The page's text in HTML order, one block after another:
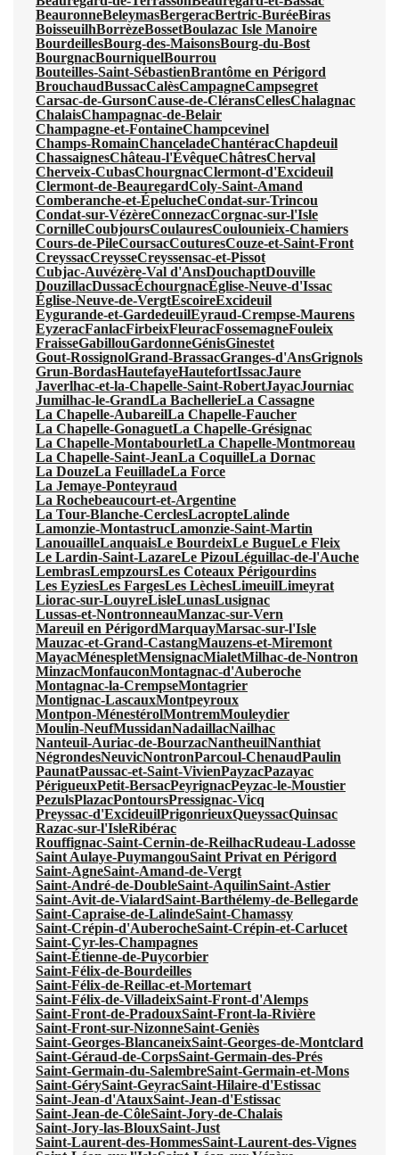
BeauronneBeleymasBergeracBertric-BuréeBiras
BoisseuilhBorrèzeBossetBoulazac Isle Manoire
BourdeillesBourg-des-MaisonsBourg-du-Bost
BourgnacBourniquelBourrou
Bouteilles-Saint-SébastienBrantôme en Périgord
BrouchaudBussacCalèsCampagneCampsegret
Carsac-de-GursonCause-de-CléransCellesChalagnac
ChalaisChampagnac-de-Belair
Champagne-et-FontaineChampcevinel
Champs-RomainChanceladeChantéracChapdeuil
ChassaignesChâteau-l'ÉvêqueChâtresCherval
Cherveix-CubasChourgnacClermont-d'Excideuil
Clermont-de-BeauregardColy-Saint-Amand
Comberanche-et-ÉpelucheCondat-sur-Trincou
Condat-sur-VézèreConnezacCorgnac-sur-l'Isle
CornilleCoubjoursCoulauresCoulounieix-Chamiers
Cours-de-PileCoursacCouturesCouze-et-Saint-Front
CreyssacCreysseCreyssensac-et-Pissot
Cubjac-Auvézère-Val d'AnsDouchaptDouville
DouzillacDussacÉchourgnacÉglise-Neuve-d'Issac
Église-Neuve-de-VergtEscoireExcideuil
Eygurande-et-GardedeuilEyraud-Crempse-Maurens
EyzeracFanlacFirbeixFleuracFossemagneFouleix
FraisseGabillouGardonneGénisGinestet
Gout-RossignolGrand-BrassacGranges-d'AnsGrignols
Grun-BordasHautefayeHautefortIssacJaure
Javerlhac-et-la-Chapelle-Saint-RobertJayacJourniac
Jumilhac-le-GrandLa BachellerieLa Cassagne
La Chapelle-AubareilLa Chapelle-Faucher
La Chapelle-GonaguetLa Chapelle-Grésignac
La Chapelle-MontabourletLa Chapelle-Montmoreau
La Chapelle-Saint-JeanLa CoquilleLa Dornac
La DouzeLa FeuilladeLa Force
La Jemaye-Ponteyraud
La Rochebeaucourt-et-Argentine
La Tour-Blanche-CerclesLacropteLalinde
Lamonzie-MontastrucLamonzie-Saint-Martin
LanouailleLanquaisLe BourdeixLe BugueLe Fleix
Le Lardin-Saint-LazareLe PizouLéguillac-de-l'Auche
LembrasLempzoursLes Coteaux Périgourdins
Les EyziesLes FargesLes LèchesLimeuilLimeyrat
Liorac-sur-LouyreLisleLunasLusignac
Lussas-et-NontronneauManzac-sur-Vern
Mareuil en PérigordMarquayMarsac-sur-l'Isle
Mauzac-et-Grand-CastangMauzens-et-Miremont
MayacMénespletMensignacMialetMilhac-de-Nontron
MinzacMonfauconMontagnac-d'Auberoche
Montagnac-la-CrempseMontagrier
Montignac-LascauxMontpeyroux
Montpon-MénestérolMontremMouleydier
Moulin-NeufMussidanNadaillacNailhac
Nanteuil-Auriac-de-BourzacNantheuilNanthiat
NégrondesNeuvicNontronParcoul-ChenaudPaulin
PaunatPaussac-et-Saint-VivienPayzacPazayac
PérigueuxPetit-BersacPeyrignacPeyzac-le-Moustier
PezulsPlazacPontoursPressignac-Vicq
Preyssac-d'ExcideuilPrigonrieuxQueyssacQuinsac
Razac-sur-l'IsleRibérac
Rouffignac-Saint-Cernin-de-ReilhacRudeau-Ladosse
Saint Aulaye-PuymangouSaint Privat en Périgord
Saint-AgneSaint-Amand-de-Vergt
Saint-André-de-DoubleSaint-AquilinSaint-Astier
Saint-Avit-de-VialardSaint-Barthélemy-de-Bellegarde
Saint-Capraise-de-LalindeSaint-Chamassy
Saint-Crépin-d'AuberocheSaint-Crépin-et-Carlucet
Saint-Cyr-les-Champagnes
Saint-Étienne-de-Puycorbier
Saint-Félix-de-Bourdeilles
Saint-Félix-de-Reillac-et-Mortemart
Saint-Félix-de-VilladeixSaint-Front-d'Alemps
Saint-Front-de-PradouxSaint-Front-la-Rivière
Saint-Front-sur-NizonneSaint-Geniès
Saint-Georges-BlancaneixSaint-Georges-de-Montclard
Saint-Géraud-de-CorpsSaint-Germain-des-Prés
Saint-Germain-du-SalembreSaint-Germain-et-Mons
Saint-GérySaint-GeyracSaint-Hilaire-d'Estissac
Saint-Jean-d'AtauxSaint-Jean-d'Estissac
Saint-Jean-de-CôleSaint-Jory-de-Chalais
Saint-Jory-las-BlouxSaint-Just
Saint-Laurent-des-HommesSaint-Laurent-des-Vignes